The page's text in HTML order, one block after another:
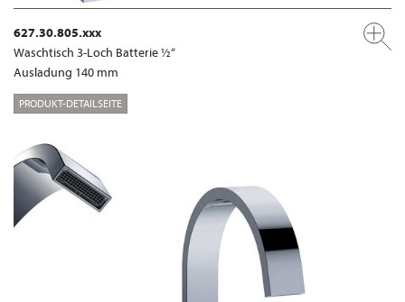
627.30.805.xxx
Waschtisch 3-Loch Batterie ½“
Ausladung 140 mm
PRODUKT-DETAILSEITE